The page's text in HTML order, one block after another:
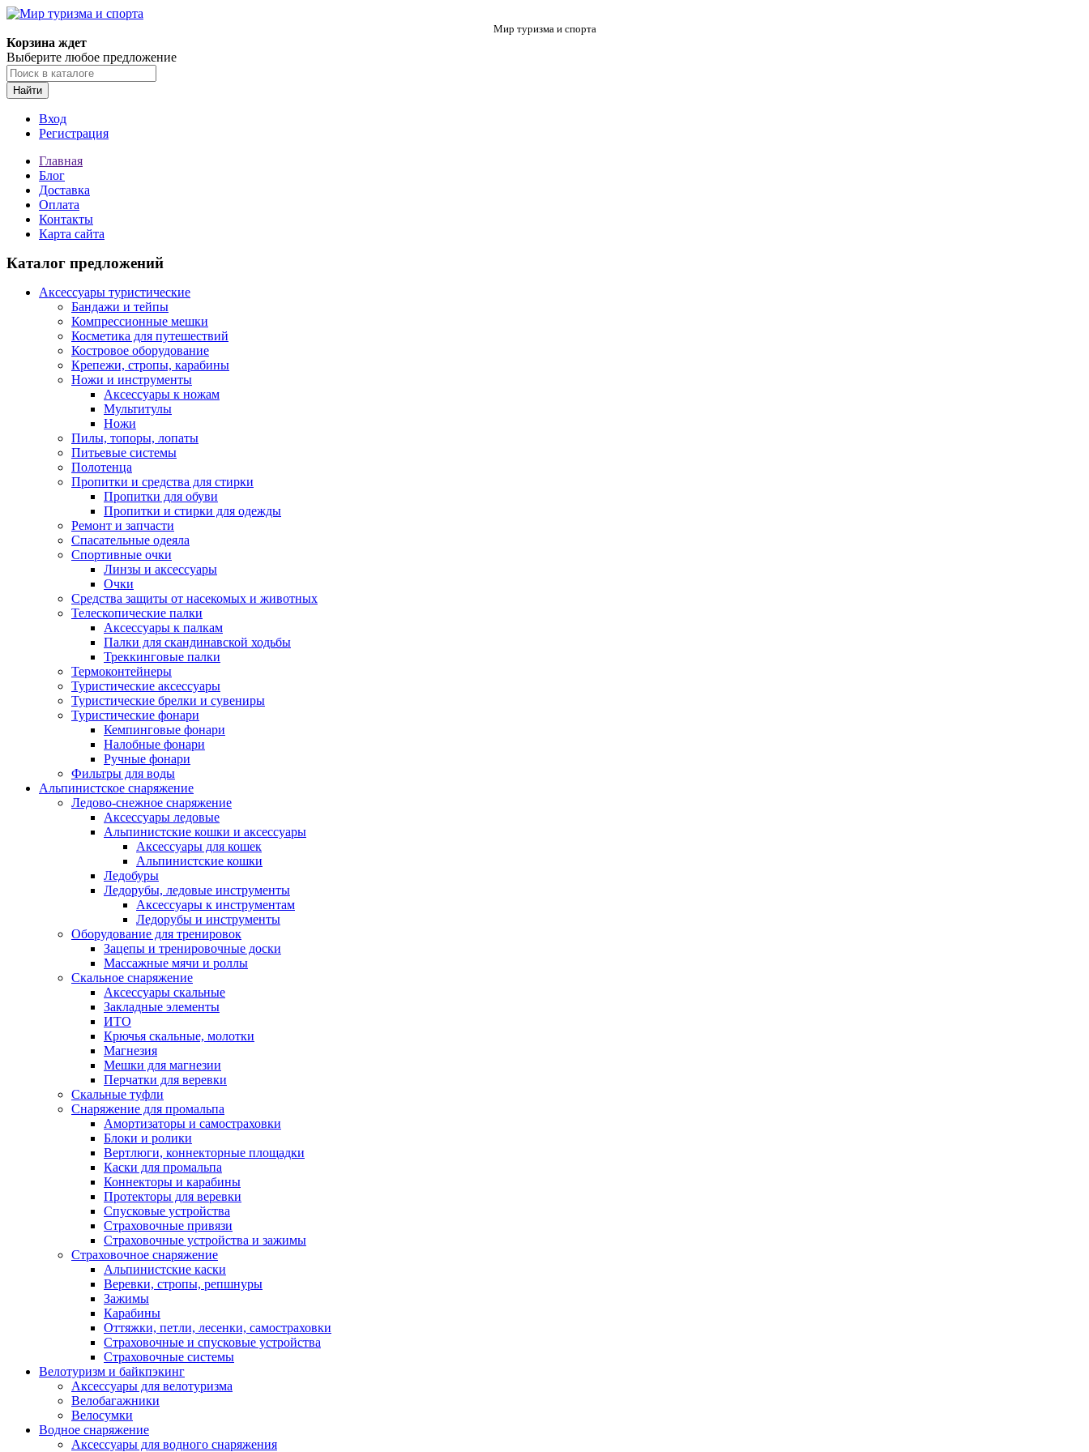
Мир туризма и спорта
Корзина ждет
Выберите любое предложение
Найти
Вход
Регистрация
Главная
Блог
Доставка
Оплата
Контакты
Карта сайта
Каталог предложений
Аксессуары туристические
Бандажи и тейпы
Компрессионные мешки
Косметика для путешествий
Костровое оборудование
Крепежи, стропы, карабины
Ножи и инструменты
Аксессуары к ножам
Мультитулы
Ножи
Пилы, топоры, лопаты
Питьевые системы
Полотенца
Пропитки и средства для стирки
Пропитки для обуви
Пропитки и стирки для одежды
Ремонт и запчасти
Спасательные одеяла
Спортивные очки
Линзы и аксессуары
Очки
Средства защиты от насекомых и животных
Телескопические палки
Аксессуары к палкам
Палки для скандинавской ходьбы
Треккинговые палки
Термоконтейнеры
Туристические аксессуары
Туристические брелки и сувениры
Туристические фонари
Кемпинговые фонари
Налобные фонари
Ручные фонари
Фильтры для воды
Альпинистское снаряжение
Ледово-снежное снаряжение
Аксессуары ледовые
Альпинистские кошки и аксессуары
Аксессуары для кошек
Альпинистские кошки
Ледобуры
Ледорубы, ледовые инструменты
Аксессуары к инструментам
Ледорубы и инструменты
Оборудование для тренировок
Зацепы и тренировочные доски
Массажные мячи и роллы
Скальное снаряжение
Аксессуары скальные
Закладные элементы
ИТО
Крючья скальные, молотки
Магнезия
Мешки для магнезии
Перчатки для веревки
Скальные туфли
Снаряжение для промальпа
Амортизаторы и самостраховки
Блоки и ролики
Вертлюги, коннекторные площадки
Каски для промальпа
Коннекторы и карабины
Протекторы для веревки
Спусковые устройства
Страховочные привязи
Страховочные устройства и зажимы
Страховочное снаряжение
Альпинистские каски
Веревки, стропы, репшнуры
Зажимы
Карабины
Оттяжки, петли, лесенки, самостраховки
Страховочные и спусковые устройства
Страховочные системы
Велотуризм и байкпэкинг
Аксессуары для велотуризма
Велобагажники
Велосумки
Водное снаряжение
Аксессуары для водного снаряжения